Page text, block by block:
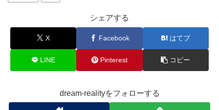
シェアする
X Facebook はてブ
LINE Pinterest コピー
dream-realityをフォローする